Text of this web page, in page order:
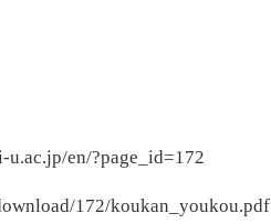
en/?page_id=172
172/koukan_youkou.pdf